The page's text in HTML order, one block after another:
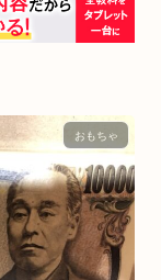
おもちゃ